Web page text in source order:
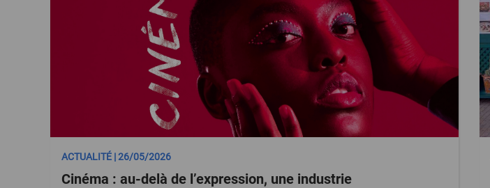
ACTUALITÉ | 26/05/2026
Cinéma : au-delà de l’expression, une industrie